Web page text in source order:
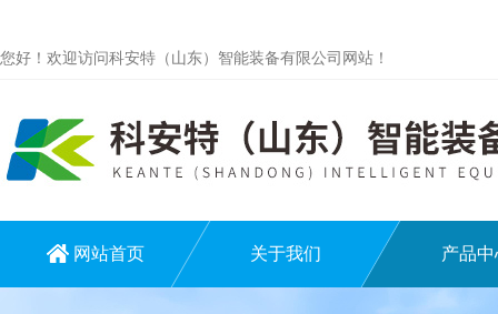
您好！欢迎访问科安特（山东）智能装备有限公司网站！
网站首页 关于我们 产品中